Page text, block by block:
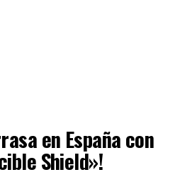
en España con
Shield»!